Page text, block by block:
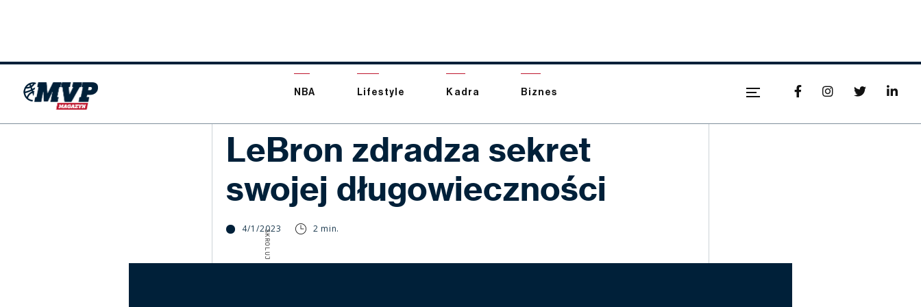
NBA Lifestyle Kadra Biznes    
LeBron zdradza sekret
swojej długowieczności
4/1/2023 2 min.
SKROLUJ W DÓŁ